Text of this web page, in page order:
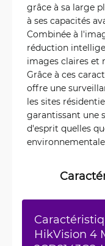
grâce à sa large
à ses capacités
Combinée à
réduction
images claires et
Grâce à ces
offre une
les sites
garantissant une
d'esprit quelles
HikVision 4